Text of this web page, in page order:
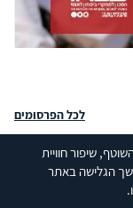
שיפור חוויית
הגלישה באתר
לכל הפרסומים